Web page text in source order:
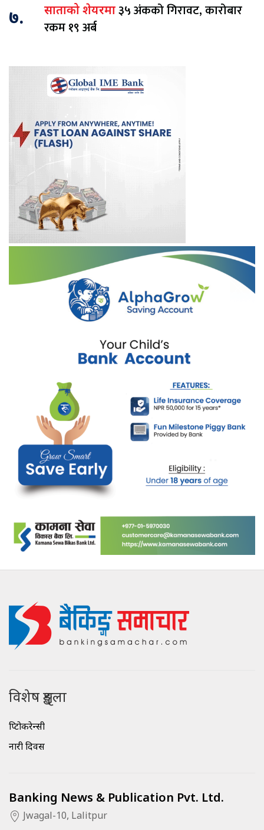
७. साताको शेयरमा३५ अंकको गिरावट, कारोबार
रकम १९ अर्ब
विशेष शृङ्खला
क्रिप्टोकरेन्सी
नारी दिवस
Banking News & Publication Pvt. Ltd.
Jwagal-10, Lalitpur